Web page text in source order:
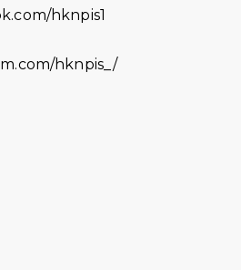
跑隊恆常練習 - 6月18日
跑隊恆常練習 - 6月11日（19:00
hknpis1
hknpis_/